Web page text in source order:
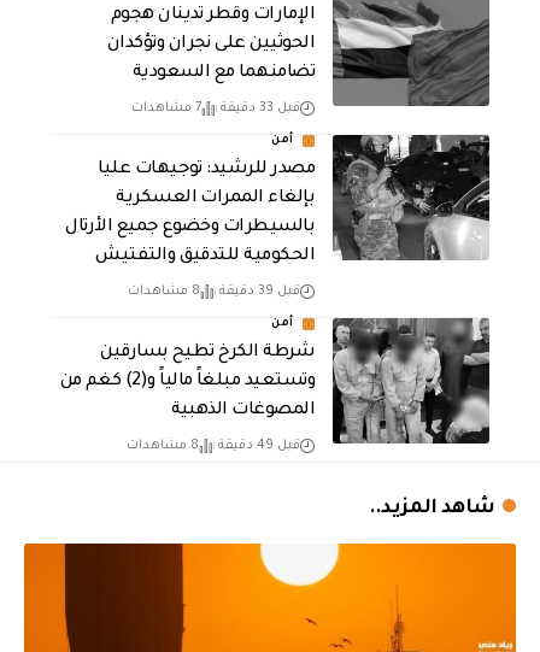
الإمارات وقطر تدينان هجوم
الحوثيين على نجران وتؤكدان
تضامنهما مع السعودية
قبل 33 دقيقة 7 مشاهدات
أمن
مصدر للرشيد: توجيهات عليا
بإلغاء الممرات العسكرية
بالسيطرات وخضوع جميع الأرتال
الحكومية للتدقيق والتفتيش
قبل 39 دقيقة 8 مشاهدات
أمن
شرطة الكرخ تطيح بسارقين
وتستعيد مبلغاً مالياً و(2) كغم من
المصوغات الذهبية
قبل 49 دقيقة 8 مشاهدات
شاهد المزيد..